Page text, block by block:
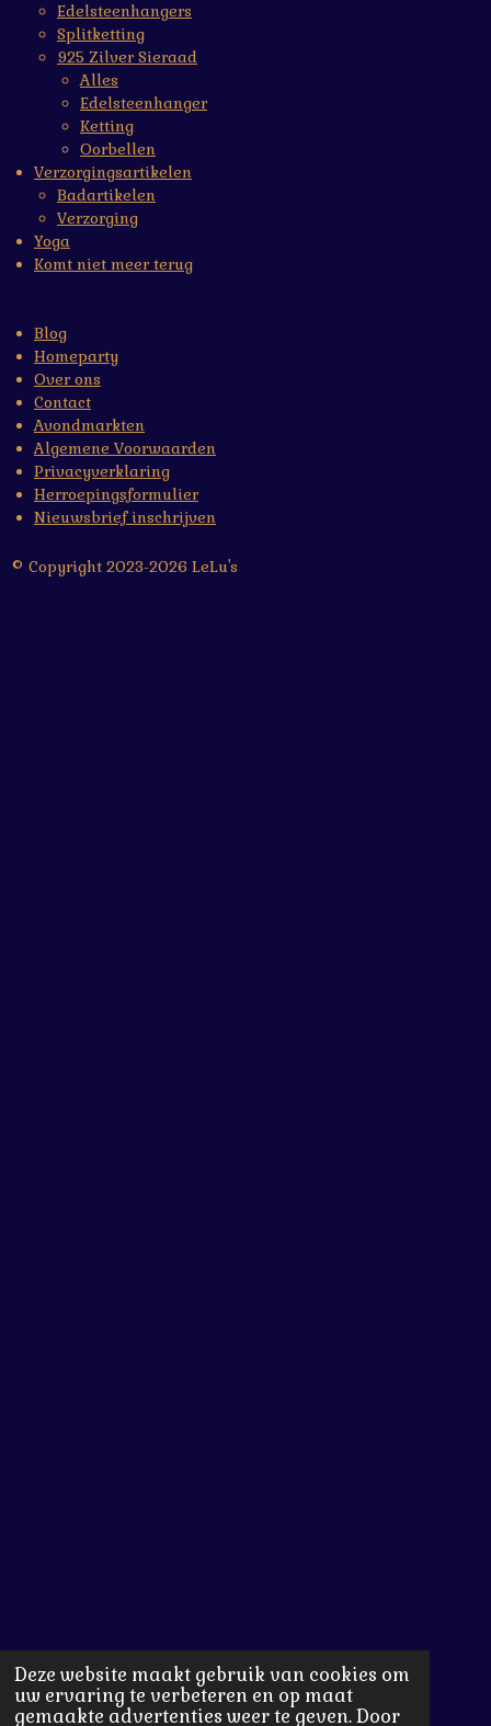
Deze website maakt gebruik van cookies om
uw ervaring te verbeteren en op maat
gemaakte advertenties weer te geven. Door
Edelsteenhangers
Splitketting
925 Zilver Sieraad
Alles
Edelsteenhanger
Ketting
Oorbellen
Verzorgingsartikelen
Badartikelen
Verzorging
Yoga
Komt niet meer terug
Blog
Homeparty
Over ons
Contact
Avondmarkten
Algemene Voorwaarden
Privacyverklaring
Herroepingsformulier
Nieuwsbrief inschrijven
© Copyright 2023-2026 LeLu's